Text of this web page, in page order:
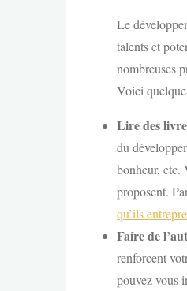
Le
talents et
nombreuses
Voici
Lire des
du
bonheur, etc.
proposent.
qu’ils
Faire de
renforcent
pouvez vous